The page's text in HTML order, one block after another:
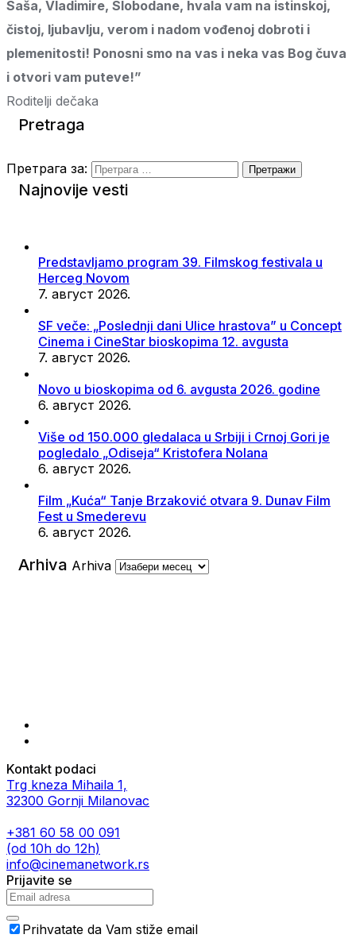
Saša, Vladimire, Slobodane, hvala vam na istinskoj,
čistoj, ljubavlju, verom i nadom vođenoj dobroti i
plemenitosti! Ponosni smo na vas i neka vas Bog čuva
i otvori vam puteve!”
Roditelji dečaka
Pretraga
Претрага за:
Najnovije vesti
Predstavljamo program 39. Filmskog festivala u
Herceg Novom
7. август 2026.
SF veče: „Poslednji dani Ulice hrastova” u Concept
Cinema i CineStar bioskopima 12. avgusta
7. август 2026.
Novo u bioskopima od 6. avgusta 2026. godine
6. август 2026.
Više od 150.000 gledalaca u Srbiji i Crnoj Gori je
pogledalo „Odiseja“ Kristofera Nolana
6. август 2026.
Film „Kuća“ Tanje Brzaković otvara 9. Dunav Film
Fest u Smederevu
6. август 2026.
Arhiva Arhiva
Kontakt podaci
Trg kneza Mihaila 1,
32300 Gornji Milanovac
+381 60 58 00 091
(od 10h do 12h)
info@cinemanetwork.rs
Prijavite se
Prihvatate da Vam stiže email